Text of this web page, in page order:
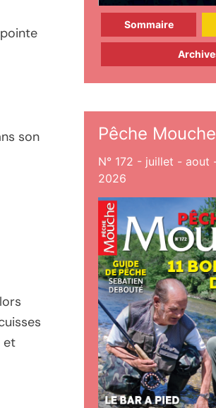
son
et
Sommaire
Pêche Mouche
N° 172 - juillet - aout
2026